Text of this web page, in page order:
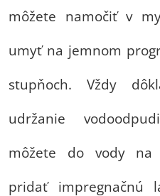
môžete namočiť v
umyť na jemnom
stupňoch. Vždy
udržanie
môžete do vody na
pridať impregnačnú